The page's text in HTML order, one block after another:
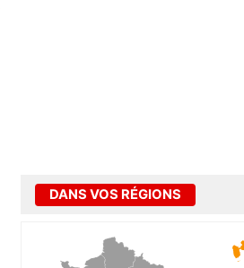
DANS VOS RÉGIONS